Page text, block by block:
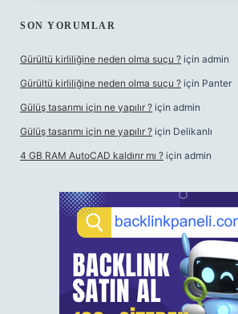
SON YORUMLAR
Gürültü kirliliğine neden olma suçu ? için admin
Gürültü kirliliğine neden olma suçu ? için Panter
Gülüş tasarımı için ne yapılır ? için admin
Gülüş tasarımı için ne yapılır ? için Delikanlı
4 GB RAM AutoCAD kaldırır mı ? için admin